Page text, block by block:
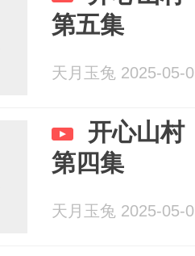
第五集
天月玉兔 2025-05-
开心山村
第四集
天月玉兔 2025-05-